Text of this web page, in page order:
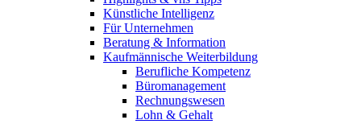
Künstliche Intelligenz
Für Unternehmen
Beratung & Information
Kaufmännische Weiterbildung
Berufliche Kompetenz
Büromanagement
Rechnungswesen
Lohn & Gehalt